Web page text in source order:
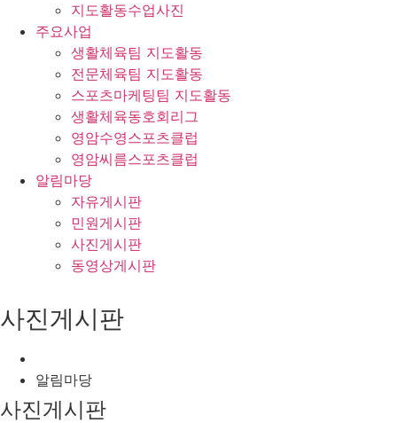
지도활동수업사진
주요사업
생활체육팀 지도활동
전문체육팀 지도활동
스포츠마케팅팀 지도활동
생활체육동호회리그
영암수영스포츠클럽
영암씨름스포츠클럽
알림마당
자유게시판
민원게시판
사진게시판
동영상게시판
사진게시판
알림마당
사진게시판